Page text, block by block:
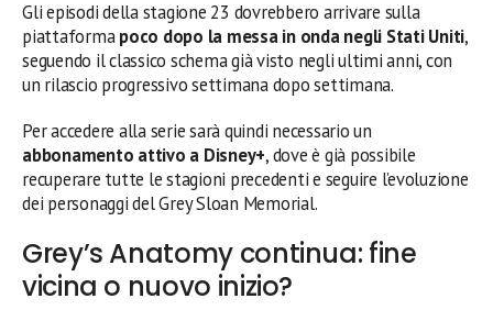
Gli episodi della stagione 23 dovrebbero arrivare sulla
piattaformapoco dopo la messa in onda negli Stati Uniti,
seguendo il classico schema già visto negli ultimi anni, con
un rilascio progressivo settimana dopo settimana.
Per accedere alla serie sarà quindi necessario un
abbonamento attivo a Disney+, dove è già possibile
recuperare tutte le stagioni precedenti e seguire l’evoluzione
dei personaggi del Grey Sloan Memorial.
Grey’s Anatomy continua: fine
vicina o nuovo inizio?